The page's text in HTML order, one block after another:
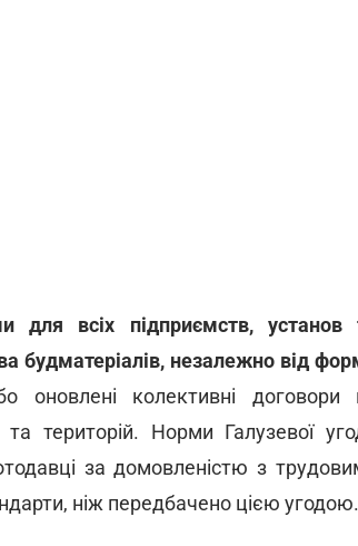
для всіх підприємств, установ
будматеріалів, незалежно від
оновлені колективні договори
територій. Норми Галузевої
за домовленістю з
ніж передбачено цією угодою.